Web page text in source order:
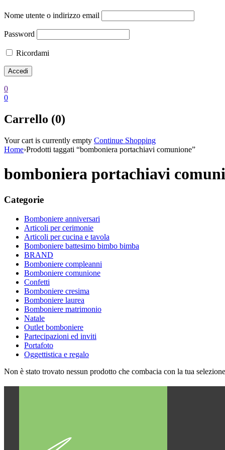
Nome utente o indirizzo email
Password
Ricordami
0
0
Carrello (0)
Your cart is currently empty Continue Shopping
Home›Prodotti taggati “bomboniera portachiavi comunione”
bomboniera portachiavi
Categorie
Bomboniere anniversari
Articoli per cerimonie
Articoli per cucina e tavola
Bomboniere battesimo bimbo bimba
BRAND
Bomboniere compleanni
Bomboniere comunione
Confetti
Bomboniere cresima
Bomboniere laurea
Bomboniere matrimonio
Natale
Outlet bomboniere
Partecipazioni ed inviti
Portafoto
Oggettistica e regalo
Non è stato trovato nessun prodotto che combacia con la tua